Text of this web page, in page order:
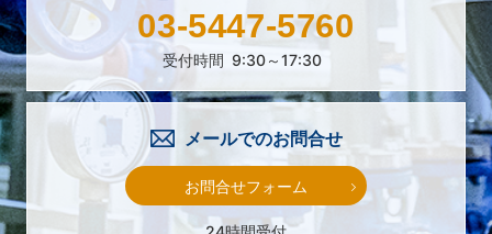
03-5447-5760
受付時間 9:30～17:30
メールでのお問合せ
お問合せフォーム